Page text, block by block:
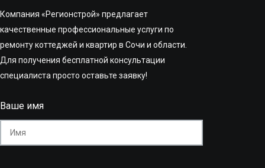
Компания «Регионстрой» предлагает
качественные профессиональные услуги по
ремонту коттеджей и квартир в Сочи и области.
Для получения бесплатной консультации
специалиста просто оставьте заявку!
Ваше имя